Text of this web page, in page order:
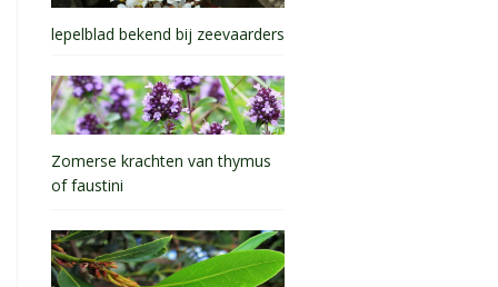
lepelblad bekend bij zeevaarders
Zomerse krachten van thymus
of faustini